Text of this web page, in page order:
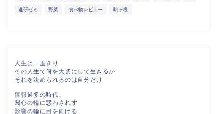
進研ゼミ 野菜 食べ物レビュー 駒ヶ根
人生は一度きり
その人生で何を大切にして生きるか
それを決められるのは自分だけ
情報過多の時代、
関心の輪に惑わされず
影響の輪に目を向ける